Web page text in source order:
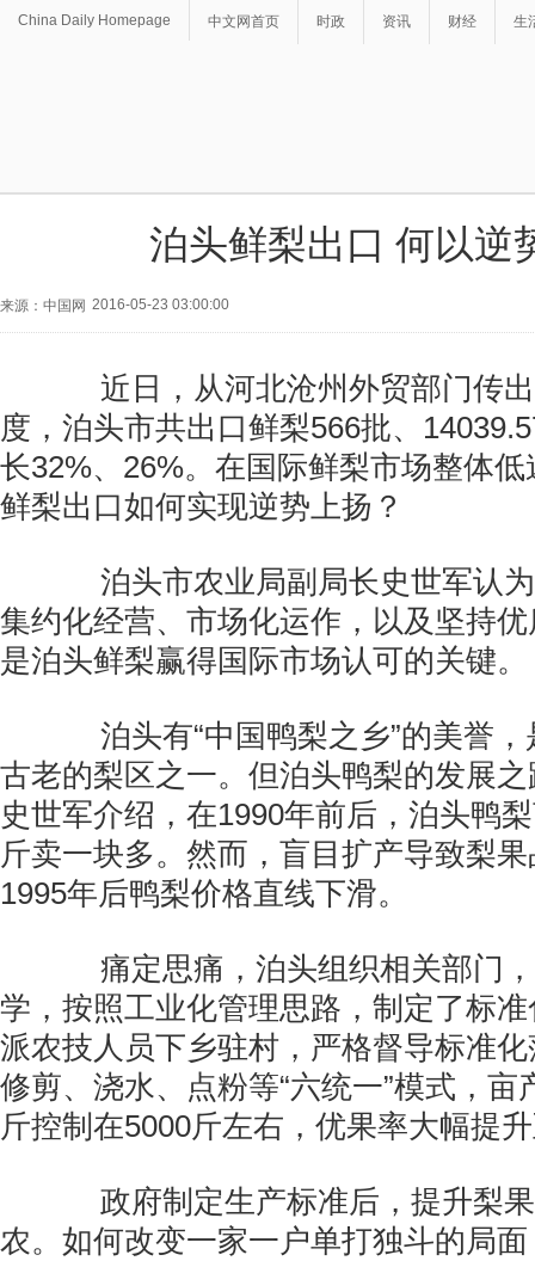
China Daily Homepage 中文网首页 时政 资讯 财经 生
泊头鲜梨出口 何以逆
来源：中国网 2016-05-23 03:00:00
近日，从河北沧州外贸部门传出
度，泊头市共出口鲜梨566批、
长32%、26%。在国际鲜梨市场整体
鲜梨出口如何实现逆势上扬？
泊头市农业局副局长史世军认为
集约化经营、市场化运作，以及坚持
是泊头鲜梨赢得国际市场认可的关键。
泊头有“中国鸭梨之乡”的美誉，
古老的梨区之一。但泊头鸭梨的发展
史世军介绍，在1990年前后，泊头鸭
斤卖一块多。然而，盲目扩产导致梨
1995年后鸭梨价格直线下滑。
痛定思痛，泊头组织相关部门，
学，按照工业化管理思路，制定了标
派农技人员下乡驻村，严格督导标准
修剪、浇水、点粉等“六统一”模式，亩
斤控制在5000斤左右，优果率大幅提
政府制定生产标准后，提升梨果
农。如何改变一家一户单打独斗的局